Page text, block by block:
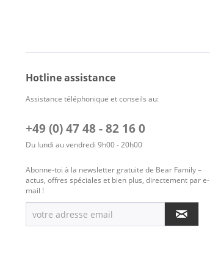
Hotline assistance
Assistance téléphonique et conseils au:
+49 (0) 47 48 - 82 16 0
Du lundi au vendredi 9h00 - 20h00
Abonne-toi à la newsletter gratuite de Bear Family –
actus, offres spéciales et bien plus, directement par e-
mail !